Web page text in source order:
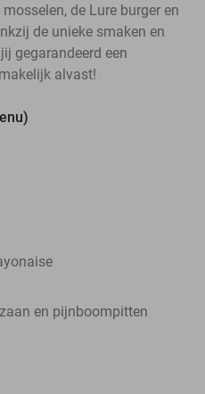
de Lure burger en
de unieke smaken en
gegarandeerd een
alvast!
en pijnboompitten